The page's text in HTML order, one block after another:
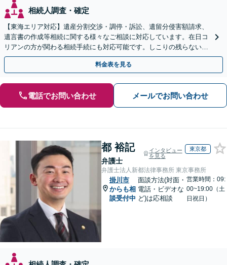
相続人調査・確定
【東海エリア対応】遺産分割交渉・調停・訴訟、遺留分侵害額請求、
遺言書の作成等相続に関する様々なご相談に対応しています。在日コ
リアンの方が関わる相続手続にも対応可能です。しこりの残らない解
決を特に意識しています。
料金表を見る
電話でお問い合わせ メールでお問い合わせ
都 裕記
弁護士
インタビュー
を見る
東京都
弁護士法人新都法律事務所 東京事務所
掛川市
からも相
談受付中
面談方法(対面・
電話・ビデオな
ど)は応相談
営業時間：09:
00~19:00（土
日祝日）